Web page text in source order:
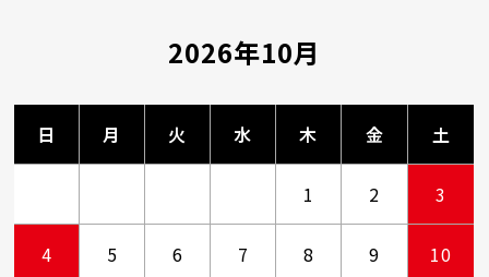
2026年10月
日 月 火 水 木 金 土
1 2 3
4 5 6 7 8 9 10